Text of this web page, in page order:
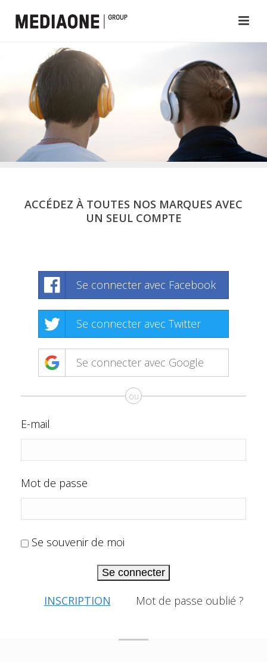
ACCÉDEZ À TOUTES NOS MARQUES AVEC
UN SEUL COMPTE
Se connecter avec Facebook
Se connecter avec Twitter
Se connecter avec Google
ou
E-mail
Mot de passe
Se souvenir de moi
Se connecter
INSCRIPTION Mot de passe oublié ?